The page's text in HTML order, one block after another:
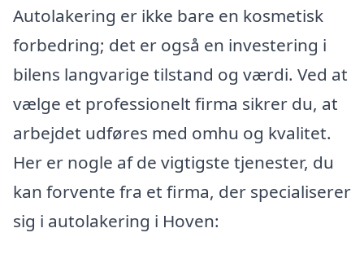
Autolakering er ikke bare en kosmetisk
forbedring; det er også en investering i
bilens langvarige tilstand og værdi. Ved at
vælge et professionelt firma sikrer du, at
arbejdet udføres med omhu og kvalitet.
Her er nogle af de vigtigste tjenester, du
kan forvente fra et firma, der specialiserer
sig i autolakering i Hoven: